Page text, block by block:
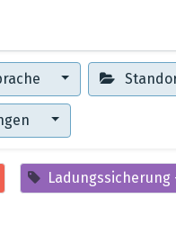
Ladungssicherung